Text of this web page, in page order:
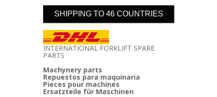
SHIPPING TO 46 COUNTRIES
INTERNATIONAL FORKLIFT SPARE
PARTS
Machynery parts
Repuestos para maquinaria
Pieces pour machines
Ersatzteile für Maschinen